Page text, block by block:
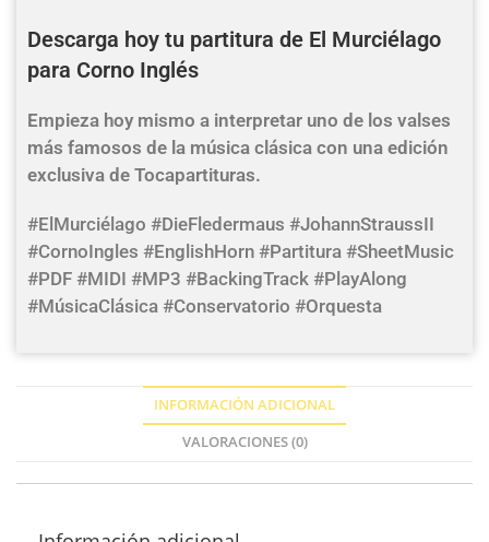
Descarga hoy tu partitura de El Murciélago
para Corno Inglés
Empieza hoy mismo a interpretar uno de los valses
más famosos de la música clásica con una edición
exclusiva de Tocapartituras.
#ElMurciélago #DieFledermaus #JohannStraussII
#CornoIngles #EnglishHorn #Partitura #SheetMusic
#PDF #MIDI #MP3 #BackingTrack #PlayAlong
#MúsicaClásica #Conservatorio #Orquesta
INFORMACIÓN ADICIONAL
VALORACIONES (0)